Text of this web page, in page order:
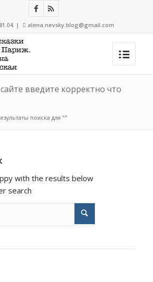
|  alena.nevsky.blog@gmail.com
введите корректно что
поиска для ""
with the results below
search